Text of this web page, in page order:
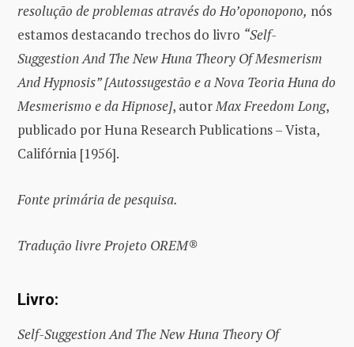
resolução de problemas através do Ho’oponopono, nós
estamos destacando trechos do livro “Self-
Suggestion And The New Huna Theory Of Mesmerism
And Hypnosis” [Autossugestão e a Nova Teoria Huna do
Mesmerismo e da Hipnose], autorMax Freedom Long,
publicado por Huna Research Publications – Vista,
Califórnia [1956].
Fonte primária de pesquisa.
Tradução livre Projeto OREM®
Livro:
Self-Suggestion And The New Huna Theory Of